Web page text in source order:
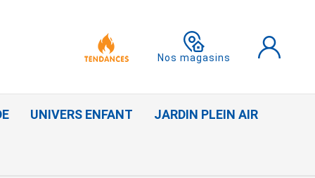
Nos magasins
UNIVERS ENFANT JARDIN PLEIN AIR